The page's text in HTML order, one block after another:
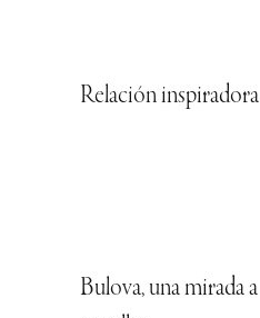
Relación inspiradora
Bulova, una mirada a